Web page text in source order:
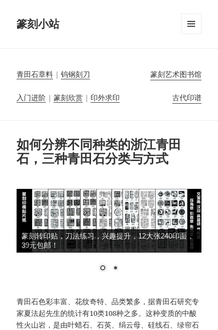
篆刻小站
青田石章料 |钨钢刻刀 篆刻艺术图书馆
入门进阶 |篆刻欣赏 | 印外求印 古代印谱
如何分辨不同种类的浙江青田
石，三种青田石分类与方式
篆刻转印贴，刀法练习，兴趣提升，12大张240印面，
39元包邮！
青田石色彩丰富、花纹奇特、品类繁多，据青田石研究专
家夏法起先生的统计有10类108种之多。这种变质的中酸
性火山岩，是由叶蜡石、石英、绢云母、硅线石、绿帘石